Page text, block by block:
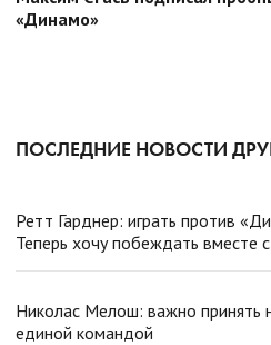
«Динамо»
ПОСЛЕДНИЕ НОВОСТИ
Ретт Гарднер: играть против
Теперь хочу побеждать вместе
Николас Мелош: важно принять
единой командой